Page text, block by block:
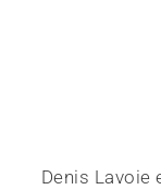
Denis Lavoie